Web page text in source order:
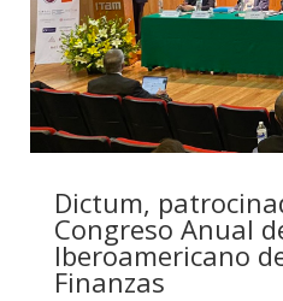
Dictum,
Congreso Anual
Iberoamericano
Finanzas